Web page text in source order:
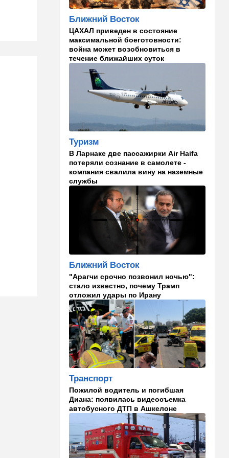
погибшие
Дружить против Израиля:
Иран просится в мекканский
союз
В мире
CNN: генерал Кейн ищет
способ выйти из войны с
00:32 Израиль
Погода в Израиле на
23:57 Мнения
Страсть к творчеству
В мире
"Нью-Йорк таймс"
опубликовал новый поклеп
на Израиль, рассердив
генконсула
22:52 В мире
И грянул Грэм: Сенат США
одобрил ужесточение
санкций против России и
Ирана
22:33 Транспорт
Почему Израиль до сих пор
не решил проблему пробок,
несмотря на вложенные
миллиарды
21:56 Ближний Восток
Вывести войска: ливанцы
уповают на будущие
израильские выборы
21:45 Мнения
И еще про Иран…
Ближний Восток
ЦАХАЛ приведен в состояние
максимальной боеготовности:
война может возобновиться в
течение ближайших суток
Туризм
В Ларнаке две пассажирки Air Haifa
потеряли сознание в самолете -
компания свалила вину на наземные
службы
Ближний Восток
"Арагчи срочно позвонил ночью":
стало известно, почему Трамп
отложил удары по Ирану
Транспорт
Пожилой водитель и погибшая
Диана: появилась видеосъемка
автобусного ДТП в Ашкелоне